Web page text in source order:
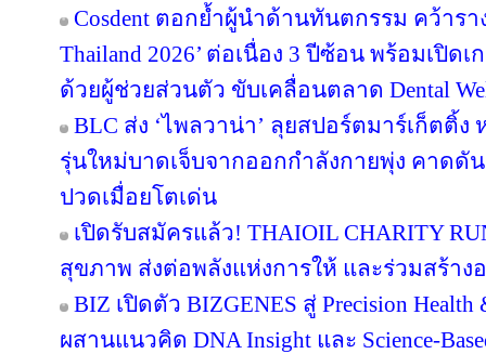
Cosdent ตอกย้ำผู้นำด้านทันตกรรม คว้าราง
Thailand 2026’ ต่อเนื่อง 3 ปีซ้อน พร้อมเปิด
ด้วยผู้ช่วยส่วนตัว ขับเคลื่อนตลาด Dental
BLC ส่ง ‘ไพลวาน่า’ ลุยสปอร์ตมาร์เก็ตติ้ง
รุ่นใหม่บาดเจ็บจากออกกำลังกายพุ่ง คาด
ปวดเมื่อยโตเด่น
เปิดรับสมัครแล้ว! THAIOIL CHARITY
สุขภาพ ส่งต่อพลังแห่งการให้ และร่วมสร้าง
BIZ เปิดตัว BIZGENES สู่ Precision
ผสานแนวคิด DNA Insight และ Science-